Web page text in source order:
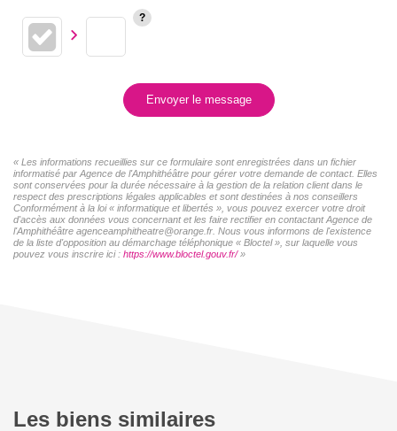
Envoyer le message
« Les informations recueillies sur ce formulaire sont enregistrées dans un fichier
informatisé par Agence de l'Amphithéâtre pour gérer votre demande de contact. Elles
sont conservées pour la durée nécessaire à la gestion de la relation client dans le
respect des prescriptions légales applicables et sont destinées à nos conseillers
Conformément à la loi « informatique et libertés », vous pouvez exercer votre droit
d'accès aux données vous concernant et les faire rectifier en contactant Agence de
l'Amphithéâtre agenceamphitheatre@orange.fr. Nous vous informons de l'existence
de la liste d'opposition au démarchage téléphonique « Bloctel », sur laquelle vous
pouvez vous inscrire ici : https://www.bloctel.gouv.fr/»
Les biens similaires